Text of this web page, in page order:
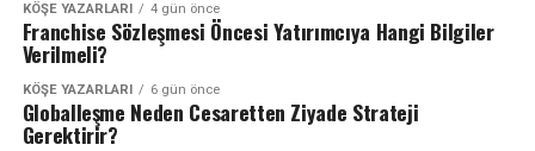
KÖŞE YAZARLARI 4 gün önce
Franchise Sözleşmesi Öncesi Yatırımcıya Hangi Bilgiler
Verilmeli?
KÖŞE YAZARLARI 6 gün önce
Globalleşme Neden Cesaretten Ziyade Strateji
Gerektirir?